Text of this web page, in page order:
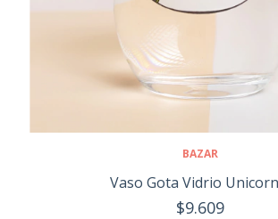
BAZAR
Vaso Gota Vidrio
$9.609